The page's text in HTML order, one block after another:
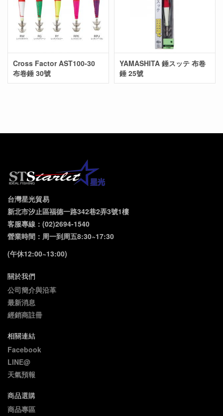
Cross Factor AST100-30
布卷錘 30號
YAMASHITA 錘スッテ 布卷
錘 25號
台灣星光貿易
新北市汐止區福德一路342巷2弄3號1樓
客服專線：(02)2694-1540
營業時間：周一到周五8:30~17:30
(午休12:00~13:00)
關於我們
公司簡介與沿革
最新消息
經銷商註冊
相關連結
Facebook
LINE@
天氣預報
商品選購
商品專區